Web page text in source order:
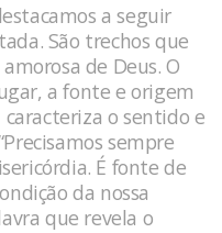
a seguir
São trechos que
de Deus. O
a fonte e origem
caracteriza o sentido e
sempre
É fonte de
da nossa
que revela o